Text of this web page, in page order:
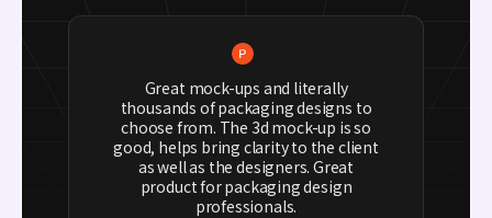
Great mock-ups and literally
thousands of packaging designs to
choose from. The 3d mock-up is so
good, helps bring clarity to the client
as well as the designers. Great
product for packaging design
professionals.